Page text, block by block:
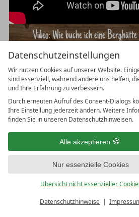
Datenschutzeinstellungen
Wir nutzen Cookies auf unserer Website.
sind essenziell, während andere uns helfen,
und Ihre Erfahrung zu verbessern.
Durch erneuten Aufruf des Consent-Dialogs
Ihre Einstellung jederzeit ändern. Weitere
finden Sie in unseren Datenschutzhinweisen.
Alle akzeptieren
Nur essenzielle Cookies
Übersicht nicht essenzieller
Datenschutzhinweise
Video:Wie buche ich eine
5:54 Minuten 28.08.2018
Videobeschreibung öffnen
Infos über unsere angebotenen
Welche Hütten und Chalets vermietet
Huetten.com: Dein Experte
Hüttenurlaube